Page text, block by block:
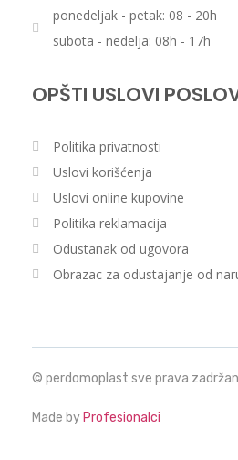
ponedeljak - petak: 08 - 20h
subota - nedelja: 08h - 17h
OPŠTI USLOVI
Politika privatnosti
Uslovi korišćenja
Uslovi online kupovine
Politika reklamacija
Odustanak od ugovora
Obrazac za odustajanje od
© perdomoplast sve prava
Made by Profesionalci